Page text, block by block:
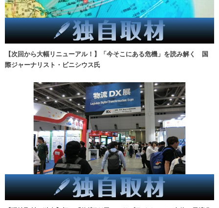
【次回から大幅リニューアル！】「今そこにある危機」を読み解く 国
際ジャーナリスト・ビニシウス氏